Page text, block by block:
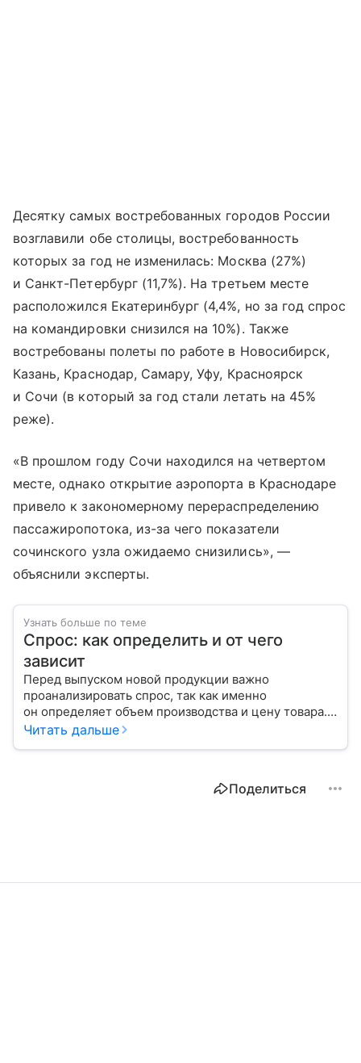
Десятку самых востребованных городов России
возглавили обе столицы, востребованность
которых за год не изменилась: Москва (27%)
и Санкт-Петербург (11,7%). На третьем месте
расположился Екатеринбург (4,4%, но за год спрос
на командировки снизился на 10%). Также
востребованы полеты по работе в Новосибирск,
Казань, Краснодар, Самару, Уфу, Красноярск
и Сочи (в который за год стали летать на 45%
реже).
«В прошлом году Сочи находился на четвертом
месте, однако открытие аэропорта в Краснодаре
привело к закономерному перераспределению
пассажиропотока, из-за чего показатели
сочинского узла ожидаемо снизились», —
объяснили эксперты.
Узнать больше по теме
Спрос: как определить и от чего
зависит
Перед выпуском новой продукции важно
проанализировать спрос, так как именно
он определяет объем производства и цену товара.
С помощью эксперта расскажем, как рассчитать
Читать дальше
Поделиться